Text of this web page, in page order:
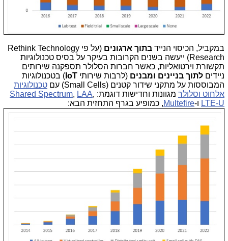
במקביל, הכיסוי הנייד בתוך ארגונים
(על פי Rethink Technology
Research) ייעשה בשנים הקרובות בעיקר על בסיס טכנולוגיות
תקשורת וירטואליות, כאשר חברות הסלולר תספקנה שירותים
ניידים לתוך בניינים ומבנים (לרבות שירותי IoT ) בטכנולוגיות
המבוססות על מתקני שידור קטנים (Small Cells) עם
טכנולוגיות
אלחוט וסלולר מגוונות וחדישות דוגמת: Shared Spectrum, LAA,
LTE-U ו-Multefire, כמופיע בגרף התחזית הבא: